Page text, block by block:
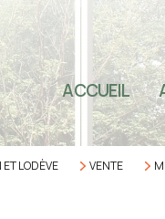
ACCUEIL
LODÈVE VENTE